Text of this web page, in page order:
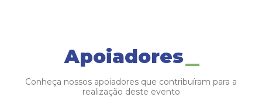
Apoiadores
Conheça nossos apoiadores que contribuíram para a
realização deste evento